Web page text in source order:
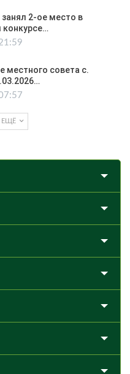
2-ое место в
конкурсе…
местного совета с.
ЕЩЁ